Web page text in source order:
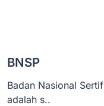
BNSP
Badan Nasional
adalah s..